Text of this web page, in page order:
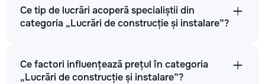
Ce tip de lucrări acoperă specialiștii din
categoria „Lucrări de construcție și instalare”?
Ce factori influențează prețul în categoria
„Lucrări de construcție și instalare”?